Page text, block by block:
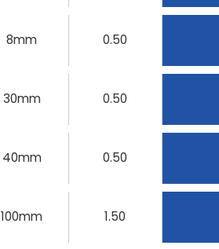
8mm 0.50
30mm 0.50
40mm 0.50
100mm 1.50